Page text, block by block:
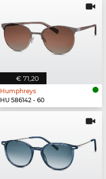
€ 71,20
Humphreys
HU 586142 - 60